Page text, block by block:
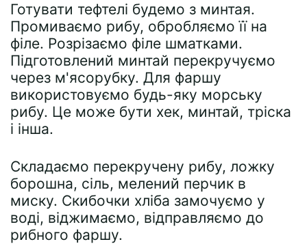
Готувати тефтелі будемо з минтая.
Промиваємо рибу, обробляємо її на
філе. Розрізаємо філе шматками.
Підготовлений минтай перекручуємо
через м'ясорубку. Для фаршу
використовуємо будь-яку морську
рибу. Це може бути хек, минтай, тріска
і інша.
Складаємо перекручену рибу, ложку
борошна, сіль, мелений перчик в
миску. Скибочки хліба замочуємо у
воді, віджимаємо, відправляємо до
рибного фаршу.